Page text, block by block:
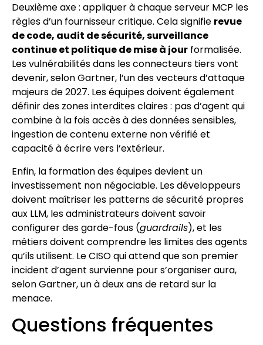
Deuxième axe : appliquer à chaque serveur MCP les
règles d’un fournisseur critique. Cela signifie revue
de code, audit de sécurité, surveillance
continue et politique de mise à jour formalisée.
Les vulnérabilités dans les connecteurs tiers vont
devenir, selon Gartner, l’un des vecteurs d’attaque
majeurs de 2027. Les équipes doivent également
définir des zones interdites claires : pas d’agent qui
combine à la fois accès à des données sensibles,
ingestion de contenu externe non vérifié et
capacité à écrire vers l’extérieur.
Enfin, la formation des équipes devient un
investissement non négociable. Les développeurs
doivent maîtriser les patterns de sécurité propres
aux LLM, les administrateurs doivent savoir
configurer des garde-fous (guardrails), et les
métiers doivent comprendre les limites des agents
qu’ils utilisent. Le CISO qui attend que son premier
incident d’agent survienne pour s’organiser aura,
selon Gartner, un à deux ans de retard sur la
menace.
Questions fréquentes